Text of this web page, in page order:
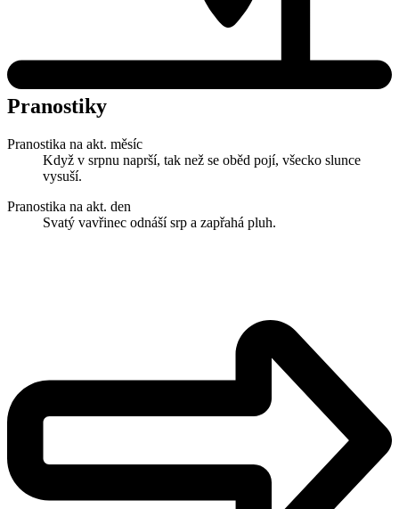
Pranostiky
Pranostika na akt. měsíc
Když v srpnu naprší, tak než se oběd pojí, všecko slunce
vysuší.
Pranostika na akt. den
Svatý vavřinec odnáší srp a zapřahá pluh.